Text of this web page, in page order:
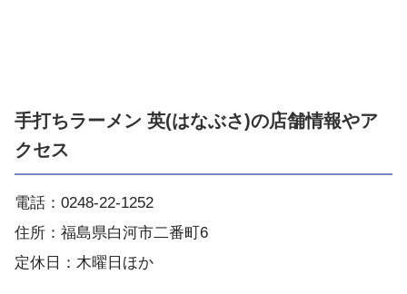
手打ちラーメン 英(はなぶさ)の店舗情報やア
クセス
電話：0248-22-1252
住所：福島県白河市二番町6
定休日：木曜日ほか